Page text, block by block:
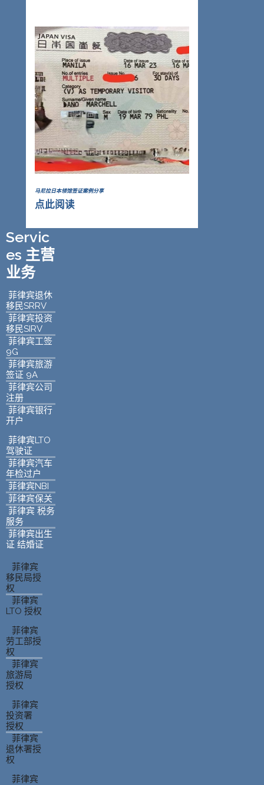
马尼拉日本领馆签证案例分享
点此阅读
Servic
es 主营
业务
菲律宾退休
移民SRRV
菲律宾投资
移民SIRV
菲律宾工签
9G
菲律宾旅游
签证 9A
菲律宾公司
注册
菲律宾银行
开户
菲律宾LTO
驾驶证
菲律宾汽车
年检过户
菲律宾NBI
菲律宾保关
菲律宾 税务
服务
菲律宾出生
证 结婚证
菲律宾
移民局授
权
菲律宾
LTO 授权
菲律宾
劳工部授
权
菲律宾
旅游局
授权
菲律宾
投资署
授权
菲律宾
退休署授
权
菲律宾